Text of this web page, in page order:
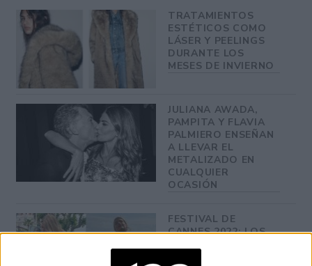
TRATAMIENTOS
ESTÉTICOS COMO
LÁSER Y PEELINGS
DURANTE LOS
MESES DE INVIERNO
JULIANA AWADA,
PAMPITA Y FLAVIA
PALMIERO ENSEÑAN
A LLEVAR EL
METALIZADO EN
CUALQUIER
OCASIÓN
FESTIVAL DE
CANNES 2022: LOS